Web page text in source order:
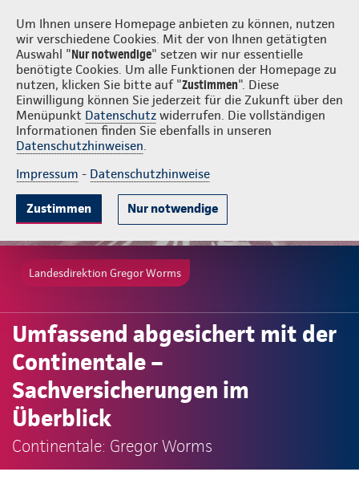
Um Ihnen unsere Homepage anbieten zu können, nutzen
wir verschiedene Cookies. Mit der von Ihnen getätigten
Auswahl "Nur notwendige" setzen wir nur essentielle
benötigte Cookies. Um alle Funktionen der Homepage zu
nutzen, klicken Sie bitte auf "Zustimmen". Diese
Einwilligung können Sie jederzeit für die Zukunft über den
Menüpunkt Datenschutz widerrufen. Die vollständigen
Informationen finden Sie ebenfalls in unseren
Datenschutzhinweisen.
Impressum - Datenschutzhinweise
Zustimmen Nur notwendige
Gregor Worms Login
Landesdirektion Gregor Worms
Umfassend abgesichert mit der
Continentale –
Sachversicherungen im
Überblick
Continentale: Gregor Worms